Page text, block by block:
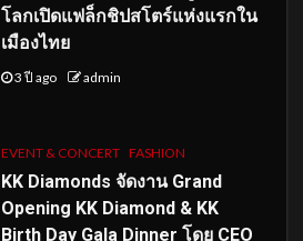
โลกเปิดแฟล็กชิปสโตร์แห่งแรกใน
เมืองไทย
3 ปี ago admin
EVENT & CONCERT FASHION
KK Diamonds จัดงาน Grand
Opening KK Diamond & KK
Birth Day Gala Dinner โดย CEO